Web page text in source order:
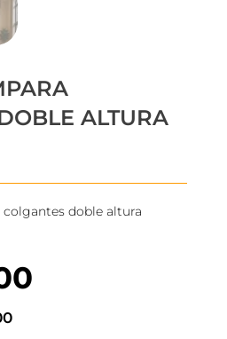
ALTURA
colgantes doble altura